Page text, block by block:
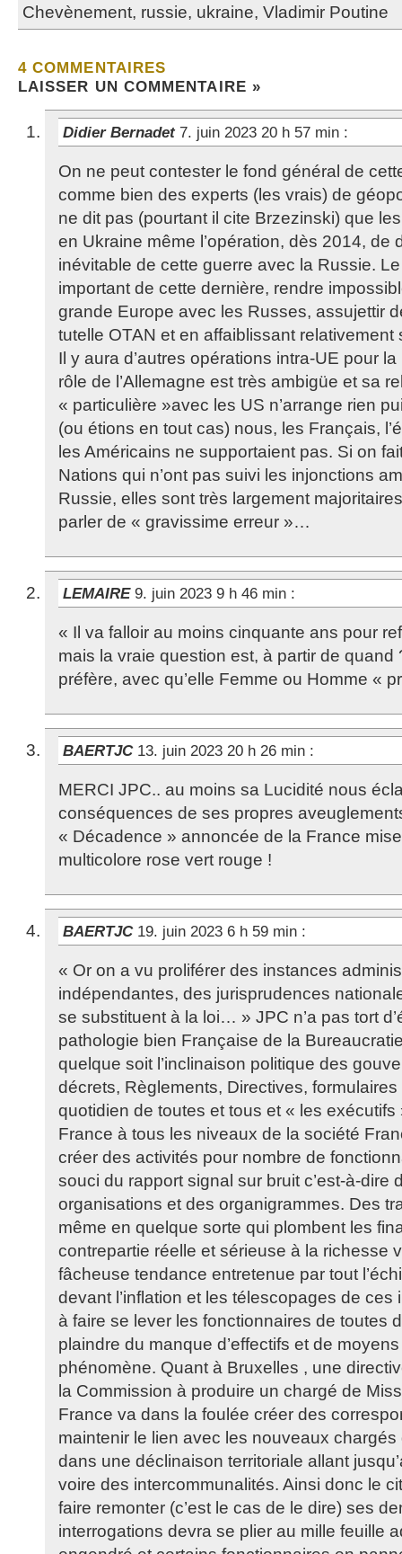
Chevènement, russie, ukraine, Vladimir Poutine
4 COMMENTAIRES
LAISSER UN COMMENTAIRE »
Didier Bernadet 7. juin 2023 20 h 57 min :
On ne peut contester le fond général de
comme bien des experts (les vrais) de
ne dit pas (pourtant il cite Brzezinski) que
en Ukraine même l’opération, dès 2014, de
inévitable de cette guerre avec la Russie.
important de cette dernière, rendre
grande Europe avec les Russes, assujettir
tutelle OTAN et en affaiblissant relativement
Il y aura d’autres opérations intra-UE pour
rôle de l’Allemagne est très ambigüe et sa
« particulière »avec les US n’arrange rien
(ou étions en tout cas) nous, les Français,
les Américains ne supportaient pas. Si on
Nations qui n’ont pas suivi les injonctions
Russie, elles sont très largement
parler de « gravissime erreur »…
LEMAIRE 9. juin 2023 9 h 46 min :
« Il va falloir au moins cinquante ans pour
mais la vraie question est, à partir de quand
préfère, avec qu’elle Femme ou Homme «
BAERTJC 13. juin 2023 20 h 26 min :
MERCI JPC.. au moins sa Lucidité nous
conséquences de ses propres
« Décadence » annoncée de la France
multicolore rose vert rouge !
BAERTJC 19. juin 2023 6 h 59 min :
« Or on a vu proliférer des instances
indépendantes, des jurisprudences
se substituent à la loi… » JPC n’a pas tort
pathologie bien Française de la
quelque soit l’inclinaison politique des
décrets, Règlements, Directives,
quotidien de toutes et tous et « les
France à tous les niveaux de la société
créer des activités pour nombre de
souci du rapport signal sur bruit c’est-à-dire
organisations et des organigrammes. Des
même en quelque sorte qui plombent les
contrepartie réelle et sérieuse à la richesse
fâcheuse tendance entretenue par tout
devant l’inflation et les télescopages de ces
à faire se lever les fonctionnaires de toutes
plaindre du manque d’effectifs et de
phénomène. Quant à Bruxelles , une
la Commission à produire un chargé de
France va dans la foulée créer des
maintenir le lien avec les nouveaux
dans une déclinaison territoriale allant
voire des intercommunalités. Ainsi donc le
faire remonter (c’est le cas de le dire) ses
interrogations devra se plier au mille feuille